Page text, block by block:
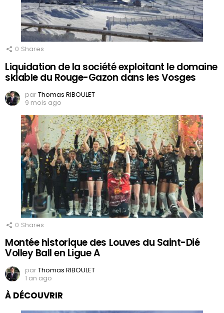
0 Shares
Liquidation de la société exploitant le domaine
skiable du Rouge-Gazon dans les Vosges
parThomas RIBOULET
9 mois ago
0 Shares
Montée historique des Louves du Saint-Dié
Volley Ball en Ligue A
parThomas RIBOULET
1 an ago
À DÉCOUVRIR